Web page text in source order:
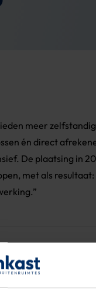
meer
én direct
De plaatsing in
met als